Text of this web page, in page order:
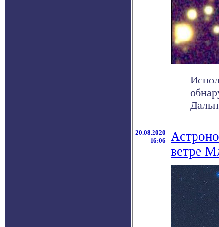
20.08.2020
16:06
ветре